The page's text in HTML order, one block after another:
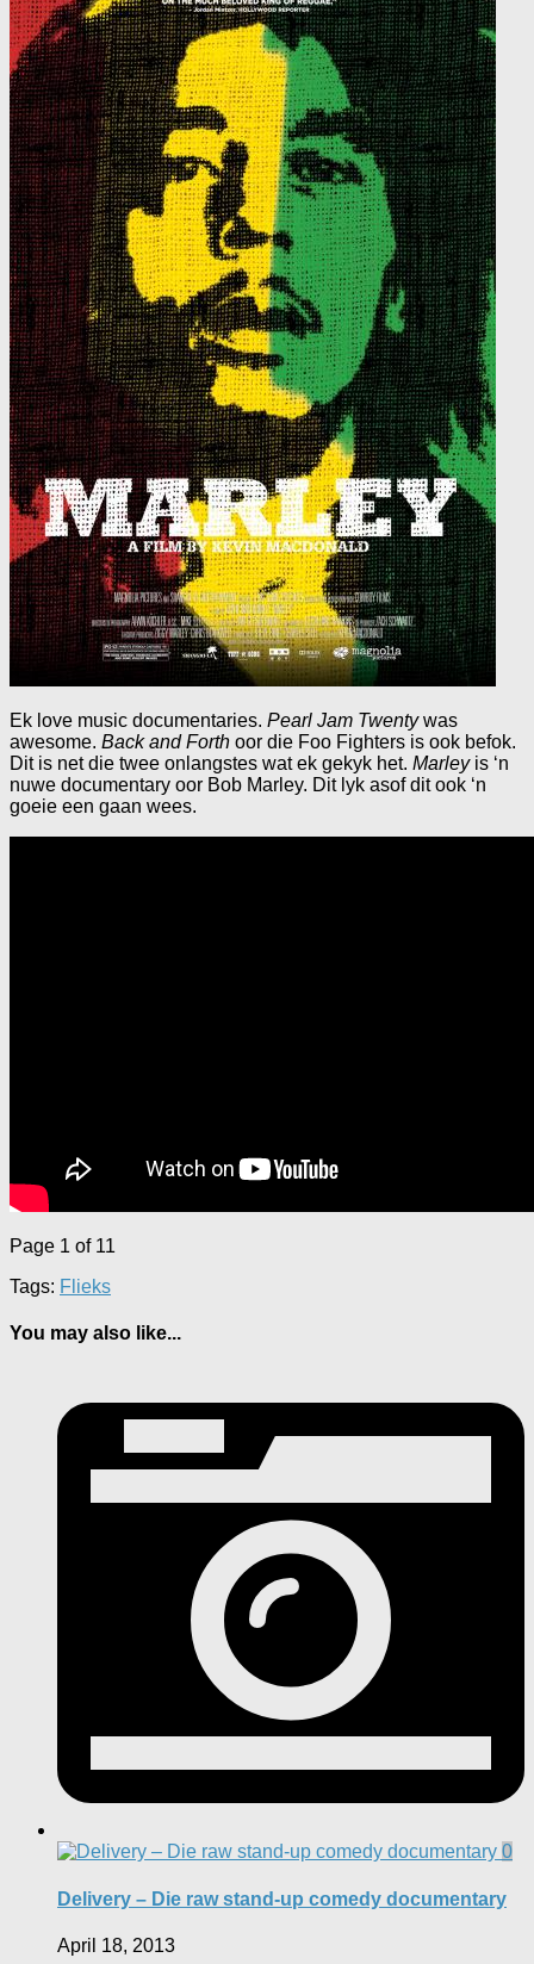
Ek love music documentaries. Pearl Jam Twentywas
awesome. Back and Forth oor die Foo Fighters is ook befok.
Dit is net die twee onlangstes wat ek gekyk het. Marleyis ‘n
nuwe documentary oor Bob Marley. Dit lyk asof dit ook ‘n
goeie een gaan wees.
Page 1 of 11
Tags: Flieks
You may also like...
0
Delivery – Die raw stand-up comedy documentary
April 18, 2013